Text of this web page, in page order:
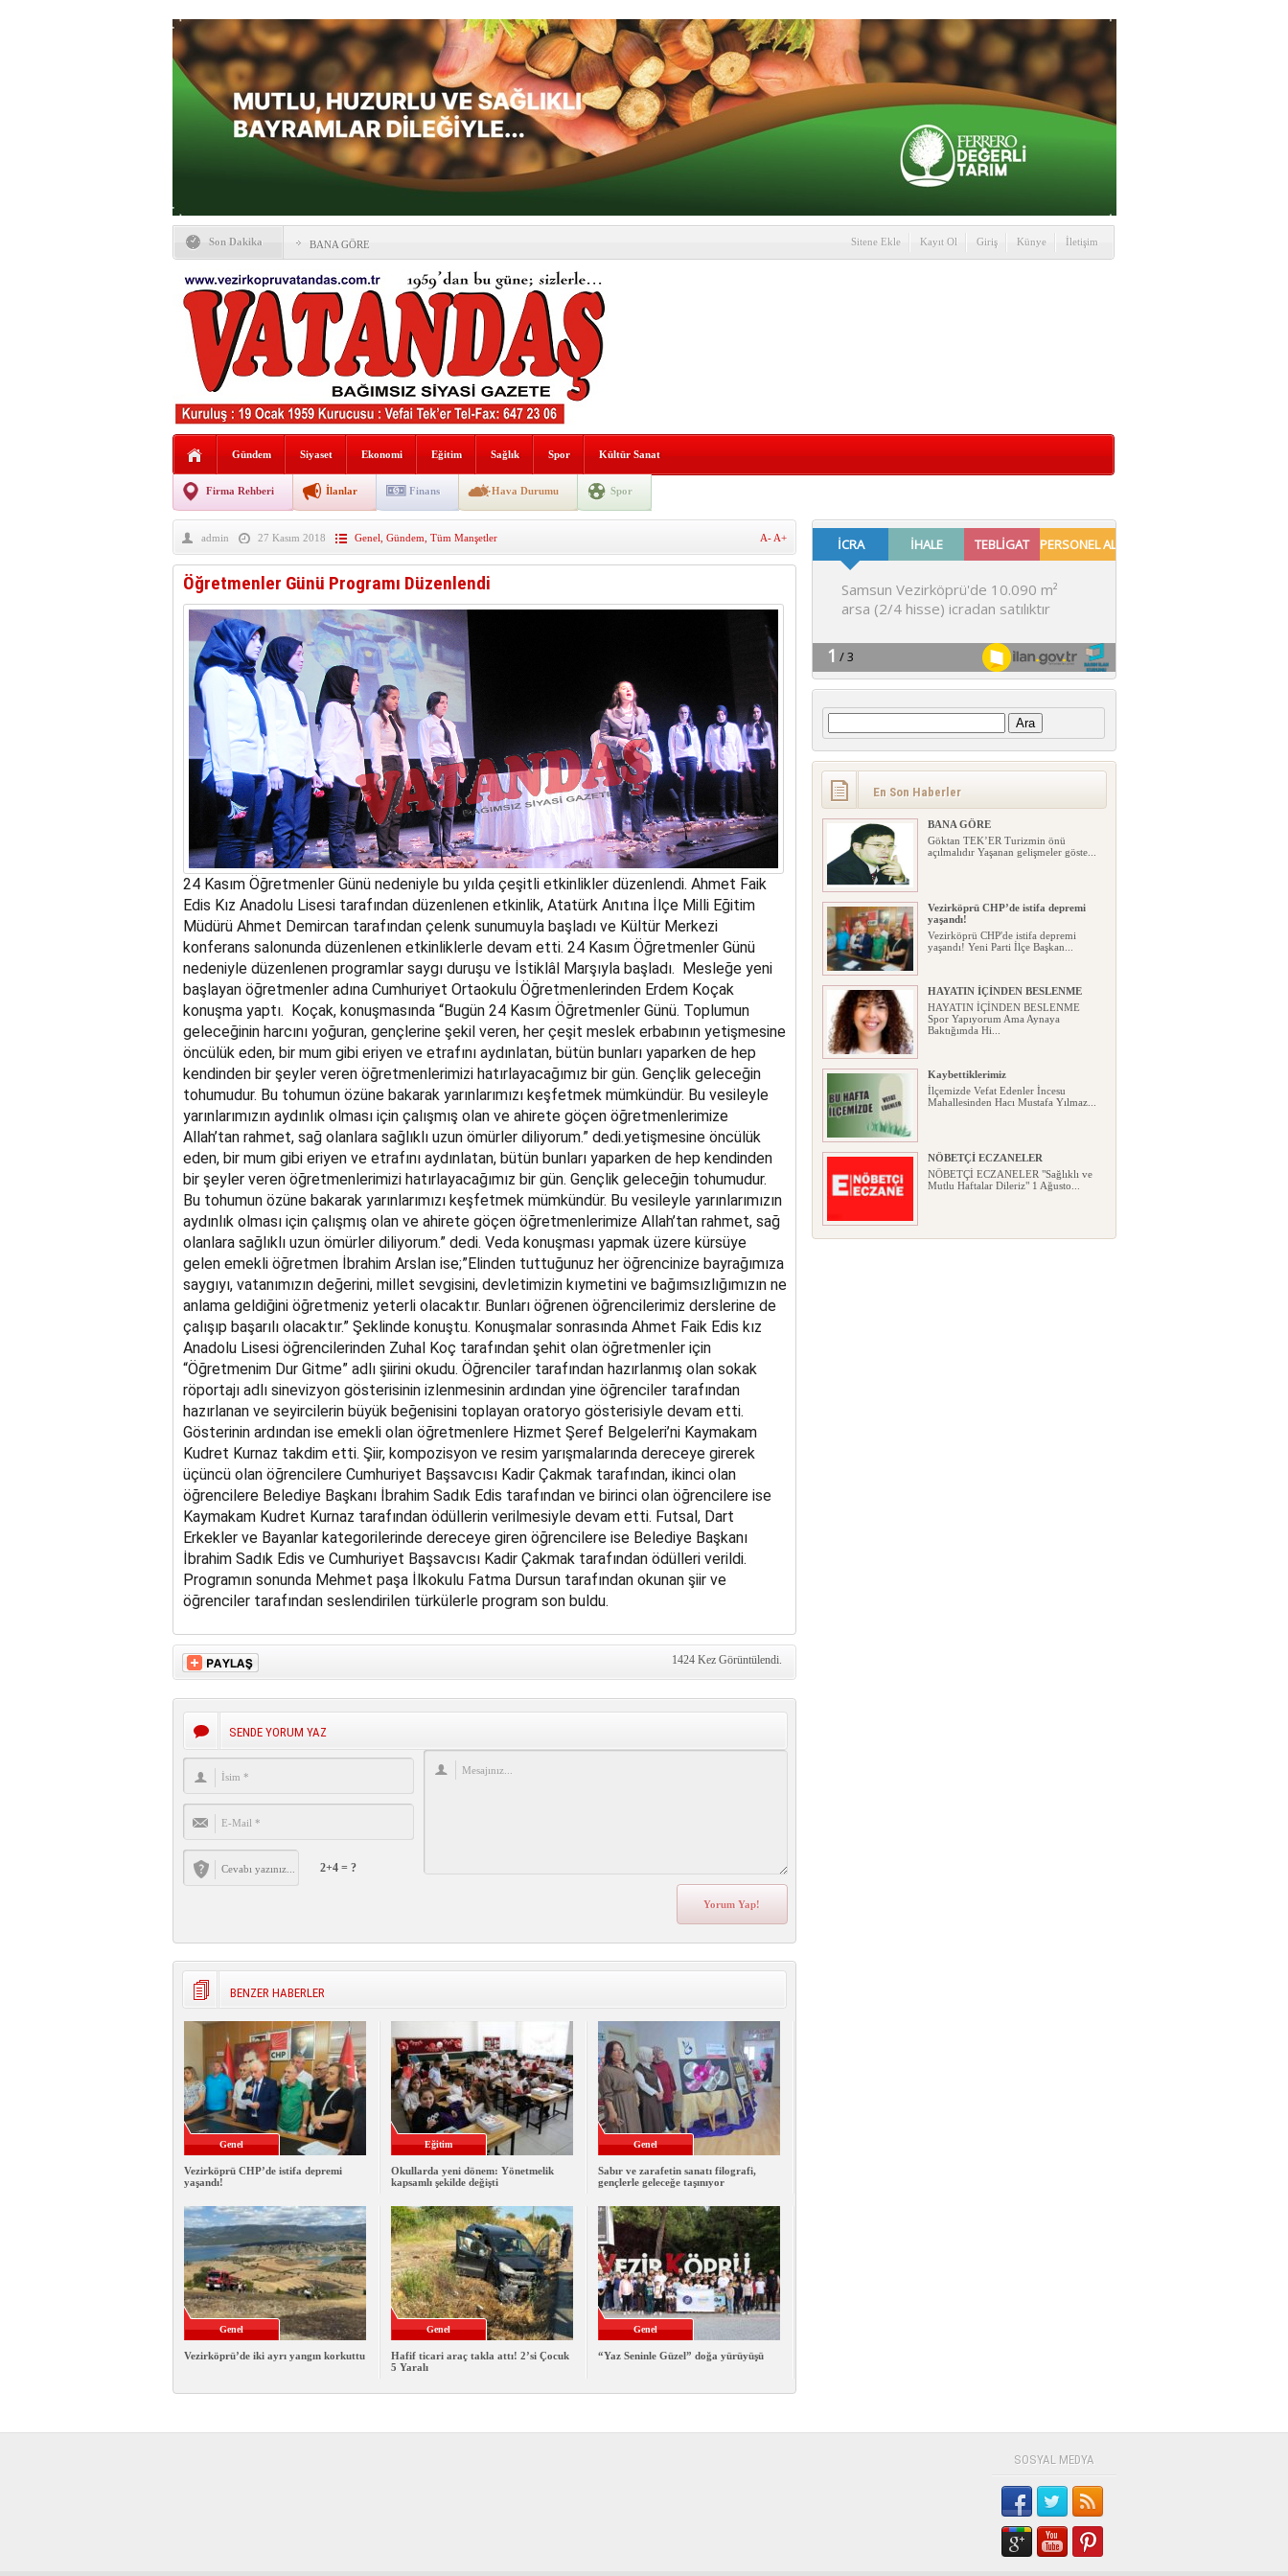
Son Dakika BANA GÖRE
Vezirköprü CHP’de istifa depremi yaşandı!
HAYATIN İÇİNDEN BESLENME
Kaybettiklerimiz
NÖBETÇİ ECZANELER
Okullarda yeni dönem: Yönetmelik kapsamlı şekilde
değişti
taşınıyor
Hafif ticari araç takla attı! 2’si Çocuk 5 Yaralı
“Yaz Seninle Güzel” doğa yürüyüşü
Sitene Ekle Kayıt Ol Giriş Künye İletişim
Gündem Siyaset Ekonomi Eğitim Sağlık Spor Kültür Sanat
Firma Rehberi İlanlar Finans Hava Durumu Spor
admin 27 Kasım 2018 Genel Gündem Tüm Manşetler A- A+
Öğretmenler Günü Programı Düzenlendi
24 Kasım Öğretmenler Günü nedeniyle bu yılda çeşitli etkinlikler düzenlendi. Ahmet Faik
Edis Kız Anadolu Lisesi tarafından düzenlenen etkinlik, Atatürk Anıtına İlçe Milli Eğitim
Müdürü Ahmet Demircan tarafından çelenk sunumuyla başladı ve Kültür Merkezi
konferans salonunda düzenlenen etkinliklerle devam etti. 24 Kasım Öğretmenler Günü
nedeniyle düzenlenen programlar saygı duruşu ve İstiklâl Marşıyla başladı. Mesleğe yeni
başlayan öğretmenler adına Cumhuriyet Ortaokulu Öğretmenlerinden Erdem Koçak
konuşma yaptı. Koçak, konuşmasında “Bugün 24 Kasım Öğretmenler Günü. Toplumun
geleceğinin harcını yoğuran, gençlerine şekil veren, her çeşit meslek erbabının yetişmesine
öncülük eden, bir mum gibi eriyen ve etrafını aydınlatan, bütün bunları yaparken de hep
kendinden bir şeyler veren öğretmenlerimizi hatırlayacağımız bir gün. Gençlik geleceğin
tohumudur. Bu tohumun özüne bakarak yarınlarımızı keşfetmek mümkündür. Bu vesileyle
yarınlarımızın aydınlık olması için çalışmış olan ve ahirete göçen öğretmenlerimize
Allah’tan rahmet, sağ olanlara sağlıklı uzun ömürler diliyorum.” dedi.yetişmesine öncülük
eden, bir mum gibi eriyen ve etrafını aydınlatan, bütün bunları yaparken de hep kendinden
bir şeyler veren öğretmenlerimizi hatırlayacağımız bir gün. Gençlik geleceğin tohumudur.
Bu tohumun özüne bakarak yarınlarımızı keşfetmek mümkündür. Bu vesileyle yarınlarımızın
aydınlık olması için çalışmış olan ve ahirete göçen öğretmenlerimize Allah’tan rahmet, sağ
olanlara sağlıklı uzun ömürler diliyorum.” dedi. Veda konuşması yapmak üzere kürsüye
gelen emekli öğretmen İbrahim Arslan ise;”Elinden tuttuğunuz her öğrencinize bayrağımıza
saygıyı, vatanımızın değerini, millet sevgisini, devletimizin kıymetini ve bağımsızlığımızın ne
anlama geldiğini öğretmeniz yeterli olacaktır. Bunları öğrenen öğrencilerimiz derslerine de
çalışıp başarılı olacaktır.” Şeklinde konuştu. Konuşmalar sonrasında Ahmet Faik Edis kız
Anadolu Lisesi öğrencilerinden Zuhal Koç tarafından şehit olan öğretmenler için
“Öğretmenim Dur Gitme” adlı şiirini okudu. Öğrenciler tarafından hazırlanmış olan sokak
röportajı adlı sinevizyon gösterisinin izlenmesinin ardından yine öğrenciler tarafından
hazırlanan ve seyircilerin büyük beğenisini toplayan oratoryo gösterisiyle devam etti.
Gösterinin ardından ise emekli olan öğretmenlere Hizmet Şeref Belgeleri’ni Kaymakam
Kudret Kurnaz takdim etti. Şiir, kompozisyon ve resim yarışmalarında dereceye girerek
üçüncü olan öğrencilere Cumhuriyet Başsavcısı Kadir Çakmak tarafından, ikinci olan
öğrencilere Belediye Başkanı İbrahim Sadık Edis tarafından ve birinci olan öğrencilere ise
Kaymakam Kudret Kurnaz tarafından ödüllerin verilmesiyle devam etti. Futsal, Dart
Erkekler ve Bayanlar kategorilerinde dereceye giren öğrencilere ise Belediye Başkanı
İbrahim Sadık Edis ve Cumhuriyet Başsavcısı Kadir Çakmak tarafından ödülleri verildi.
Programın sonunda Mehmet paşa İlkokulu Fatma Dursun tarafından okunan şiir ve
öğrenciler tarafından seslendirilen türkülerle program son buldu.
1424 Kez Görüntülendi.
SENDE YORUM YAZ
2+4 = ?
BENZER HABERLER
Genel
Vezirköprü CHP’de istifa depremi
yaşandı!
Eğitim
Okullarda yeni dönem: Yönetmelik
kapsamlı şekilde değişti
Genel
Sabır ve zarafetin sanatı filografi,
gençlerle geleceğe taşınıyor
Genel
Vezirköprü’de iki ayrı yangın korkuttu
Genel
Hafif ticari araç takla attı! 2’si Çocuk
5 Yaralı
Genel
“Yaz Seninle Güzel” doğa yürüyüşü
Arama:
En Son Haberler
BANA GÖRE
Göktan TEK’ER Turizmin önü
açılmalıdır Yaşanan gelişmeler göste...
Vezirköprü CHP’de istifa depremi
yaşandı!
Vezirköprü CHP'de istifa depremi
yaşandı! Yeni Parti İlçe Başkan...
HAYATIN İÇİNDEN BESLENME
HAYATIN İÇİNDEN BESLENME
Spor Yapıyorum Ama Aynaya
Baktığımda Hi...
Kaybettiklerimiz
İlçemizde Vefat Edenler İncesu
Mahallesinden Hacı Mustafa Yılmaz...
NÖBETÇİ ECZANELER
NÖBETÇİ ECZANELER "Sağlıklı ve
Mutlu Haftalar Dileriz" 1 Ağusto...
Okullarda yeni dönem: Yönetmelik
SOSYAL MEDYA